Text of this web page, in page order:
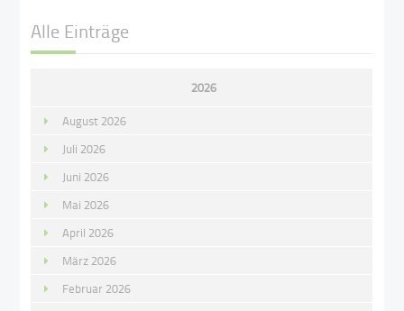
Alle Einträge
2026
August 2026
Juli 2026
Juni 2026
Mai 2026
April 2026
März 2026
Februar 2026